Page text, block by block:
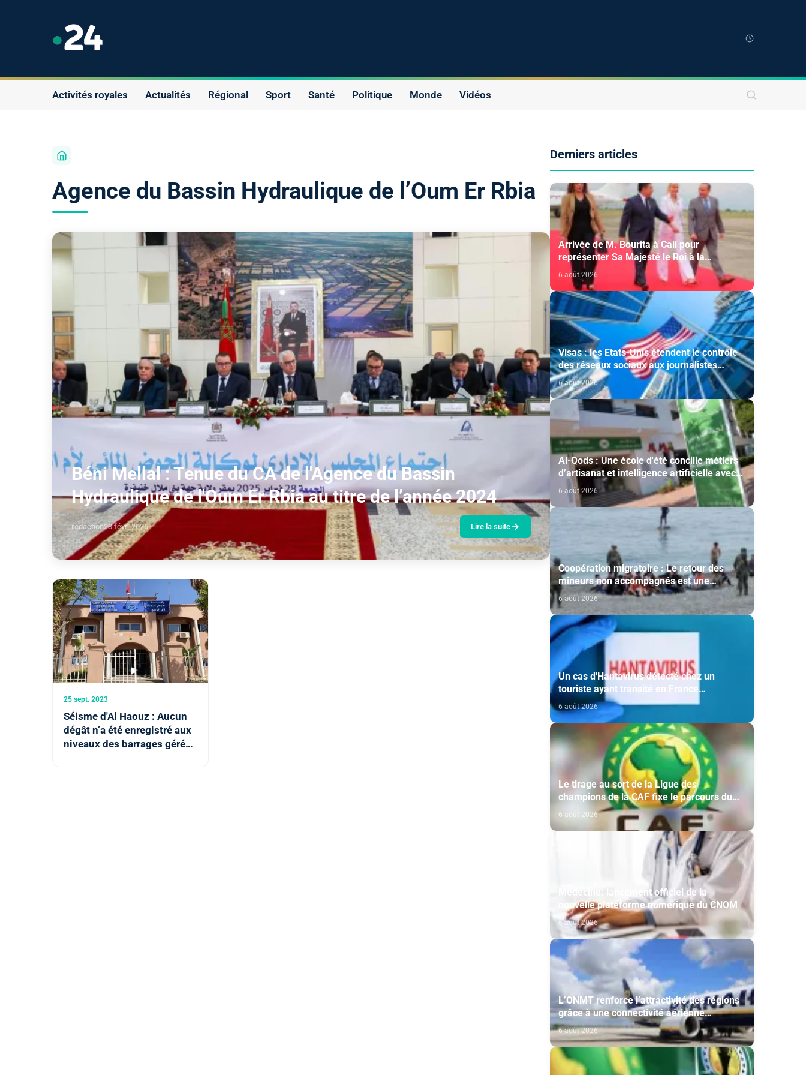
Activités royales Actualités Régional Sport Santé Politique Monde Vidéos
Agence du Bassin Hydraulique de l’Oum Er Rbia
Béni Mellal : Tenue du CA de l'Agence du Bassin
Hydraulique de l'Oum Er Rbia au titre de l’année 2024
redaction28 févr. 2025 Lire la suite
25 sept. 2023
Séisme d'Al Haouz : Aucun
dégât n’a été enregistré aux
niveaux des barrages gérés
Derniers articles
Arrivée de M. Bourita à Cali pour
représenter Sa Majesté le Roi à la
cérémonie d'investiture du nouveau
président colombien
6 août 2026
Visas : les Etats-Unis étendent le contrôle
des réseaux sociaux aux journalistes
étrangers
6 août 2026
Al-Qods : Une école d'été concilie métiers
d’artisanat et intelligence artificielle avec
le soutien de l'Agence Bayt Mal Al-Qods
Acharif
6 août 2026
Coopération migratoire : Le retour des
mineurs non accompagnés est une
question de principe basée sur les Hautes
Instructions Royales (source diplomatique)
6 août 2026
Un cas d'Hantavirus détecté chez un
touriste ayant transité en France
(ministère)
6 août 2026
Le tirage au sort de la Ligue des
champions de la CAF fixe le parcours du
Maghreb de Fès et de la RS Berkane
6 août 2026
Médecine: lancement officiel de la
nouvelle plateforme numérique du CNOM
6 août 2026
L’ONMT renforce l’attractivité des régions
grâce à une connectivité aérienne
historique de Ryanair
6 août 2026